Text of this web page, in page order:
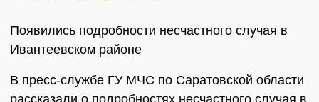
Появились подробности несчастного случая в
Ивантеевском районе
В пресс-службе ГУ МЧС по Саратовской области
рассказали о подробностях несчастного случая в